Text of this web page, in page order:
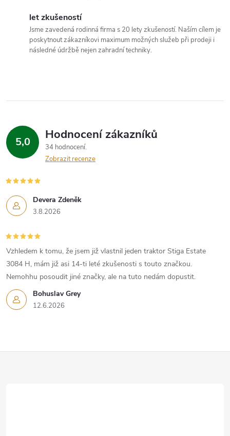
y
v
ý
p
i
s
let zkušeností
Jsme zavedená rodinná firma s 20 lety zkušeností. Naším cílem je
poskytnout zákazníkovi maximum možných služeb při prodeji i
následné údržbě nejen zahradní techniky.
5,0 Hodnocení zákazníků
34 hodnocení
Zobrazit recenze
Devera Zdeněk
3.8.2026
Bohuslav Grey
12.6.2026
Vzhledem k tomu, že jsem již vlastnil jeden traktor Stiga Estate
3084 H, mám již asi 14-ti leté zkušenosti s touto značkou.
Nemohhu posoudit jiné značky, ale na tuto nedám dopustit.